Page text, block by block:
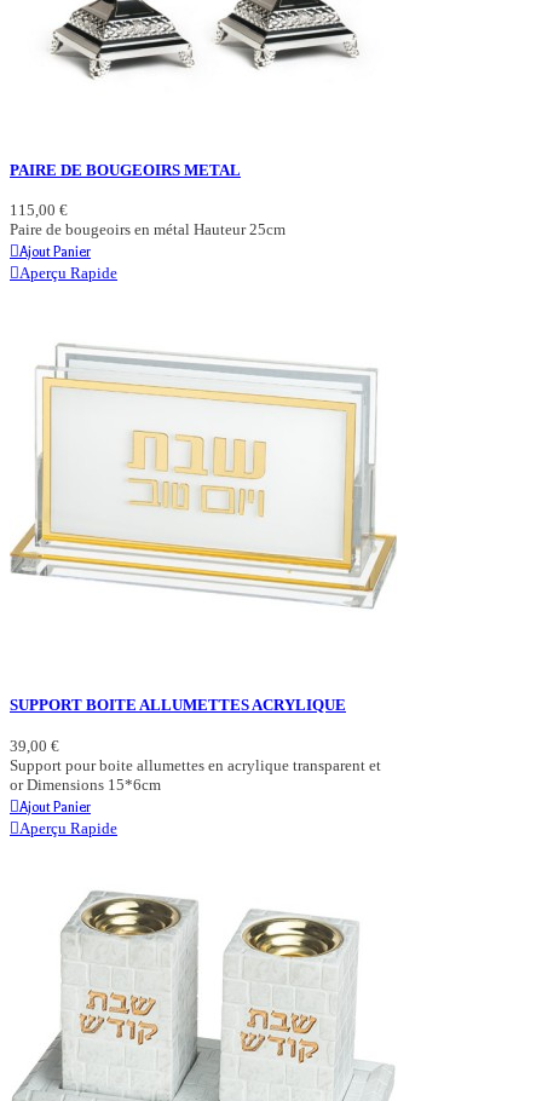
PAIRE DE BOUGEOIRS METAL
115,00 €
Paire de bougeoirs en métal Hauteur 25cm
Ajout Panier
Aperçu Rapide
SUPPORT BOITE ALLUMETTES ACRYLIQUE
39,00 €
Support pour boite allumettes en acrylique transparent et
or Dimensions 15*6cm
Ajout Panier
Aperçu Rapide